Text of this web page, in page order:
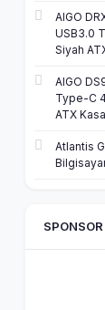
AIGO
USB3.0
Siyah
AIGO
Type-C
ATX Kasa
Atlantis